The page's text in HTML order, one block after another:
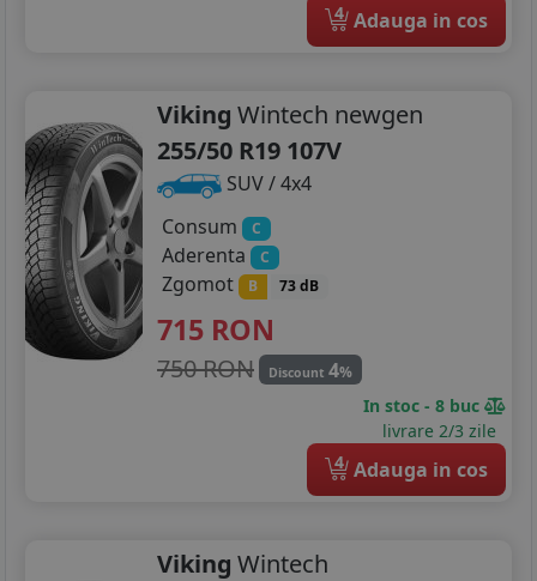
4 Adauga in cos
Viking Wintech newgen
255/50 R19 107V
SUV / 4x4
Consum
C
Aderenta C
Zgomot B 73 dB
715 RON
750 RON Discount 4%
In stoc - 8 buc
livrare 2/3 zile
4 Adauga in cos
Viking Wintech